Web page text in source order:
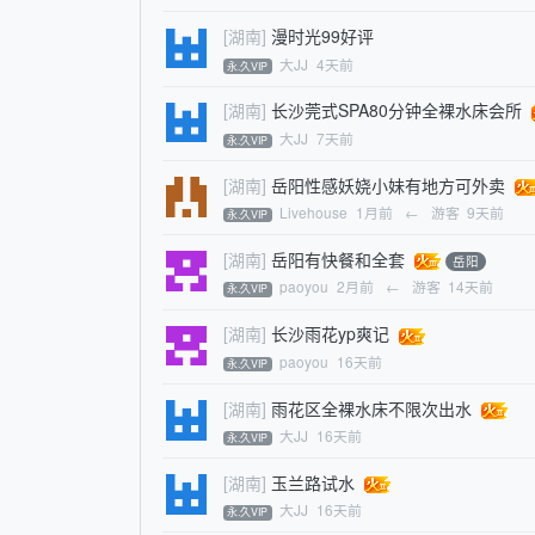
[湖南] 漫时光99好评
永.久VIP 大JJ 4天前
[湖南] 长沙莞式SPA80分钟全裸水床会所
永.久VIP 大JJ 7天前
[湖南] 岳阳性感妖娆小妹有地方可外卖
永.久VIP Livehouse 1月前 ← 游客 9天前
[湖南] 岳阳有快餐和全套 岳阳
永.久VIP paoyou 2月前 ← 游客 14天前
[湖南] 长沙雨花yp爽记
永.久VIP paoyou 16天前
[湖南] 雨花区全裸水床不限次出水
永.久VIP 大JJ 16天前
[湖南] 玉兰路试水
永.久VIP 大JJ 16天前